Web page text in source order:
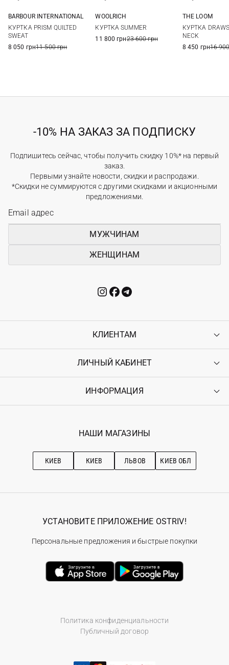
BARBOUR INTERNATIONAL
КУРТКА PRISM QUILTED
SWEAT
8 050 грн11 500 грн
WOOLRICH
КУРТКА SUMMER
11 800 грн23 600 грн
THE LOOM
КУРТКА
NECK
8 450 грн16
-10% НА ЗАКАЗ ЗА ПОДПИСКУ
Подпишитесь сейчас, чтобы получить скидку 10%* на первый
заказ.
Первыми узнайте новости, скидки и распродажи.
*Скидки не суммируются с другими скидками и акционными
предложениями.
МУЖЧИНАМ
ЖЕНЩИНАМ
КЛИЕНТАМ
Контакты
Возврат
Гарантия
ЛИЧНЫЙ КАБИНЕТ
Войти
Ostriv Club+
ИНФОРМАЦИЯ
Наши магазини
Рекомендации по уходу
НАШИ МАГАЗИНЫ
КИЕВ КИЕВ ЛЬВОВ КИЕВ ОБЛ
Политика конфиденциальности
Публичный договор
УСТАНОВИТЕ ПРИЛОЖЕНИЕ OSTRIV!
Персональные предложения и быстрые покупки